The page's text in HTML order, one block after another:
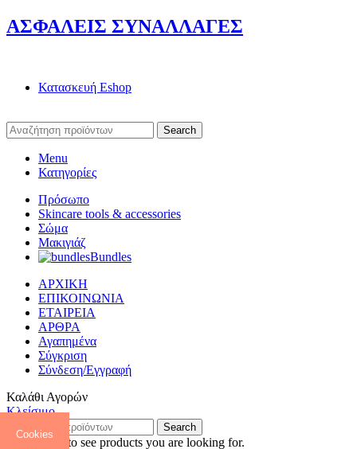
Cookies
ΑΣΦΑΛΕΙΣ ΣΥΝΑΛΛΑΓΕΣ
Κατασκευή Eshop
Search
Menu
Κατηγορίες
Πρόσωπο
Skincare tools & accessories
Σώμα
Μακιγιάζ
Bundles
ΑΡΧΙΚΗ
ΕΠΙΚΟΙΝΩΝΙΑ
ΕΤΑΙΡΕΙΑ
ΑΡΘΡΑ
Αγαπημένα
Σύγκριση
Σύνδεση/Εγγραφή
Καλάθι Αγορών
Κλείσιμο
Search
Start typing to see products you are looking for.